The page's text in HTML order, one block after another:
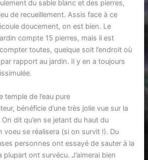
du sable blanc et des pierres,
de recueillement. Assis face à ce
doucement, on est bien. Le
compte 15 pierres, mais il est
toutes, quelque soit l’endroit où
rapport au jardin. Il y en a toujours
temple de l’eau pure
bénéficie d’une très jolie vue sur la
dit qu’en se jetant du haut du
voeu se réalisera (si on survit !). Du
personnes ont essayé de sauter à la
plupart ont survécu. J’aimerai bien